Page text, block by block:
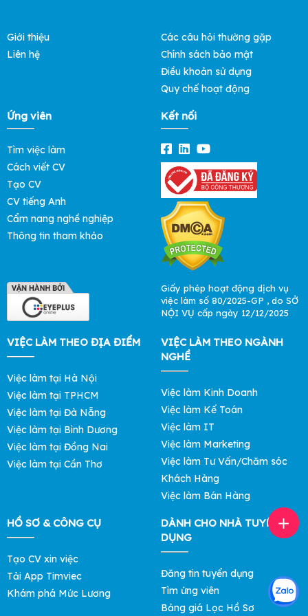
Giới thiệu
Liên hệ
Các câu hỏi thường gặp
Chính sách bảo mật
Điều khoản sử dụng
Quy chế hoạt động
Ứng viên
Tìm việc làm
Cách viết CV
Tạo CV
CV tiếng Anh
Cẩm nang nghề nghiệp
Thông tin tham khảo
Kết nối
Giấy phép hoạt động dịch vụ
việc làm số 80/2025-GP , do SỞ
NỘI VỤ cấp ngày 12/12/2025
VIỆC LÀM THEO ĐỊA ĐIỂM
Việc làm tại Hà Nội
Việc làm tại TPHCM
Việc làm tại Đà Nẵng
Việc làm tại Bình Dương
Việc làm tại Đồng Nai
Việc làm tại Cần Thơ
VIỆC LÀM THEO NGÀNH
NGHỀ
Việc làm Kinh Doanh
Việc làm Kế Toán
Việc làm IT
Việc làm Marketing
Việc làm Tư Vấn/Chăm sóc
Khách Hàng
Việc làm Bán Hàng
HỒ SƠ & CÔNG CỤ
Tạo CV xin việc
Tải App Timviec
Khám phá Mức Lương
DÀNH CHO NHÀ TUYỂN
DỤNG
Đăng tin tuyển dụng
Tìm ứng viên
Bảng giá Lọc Hồ Sơ